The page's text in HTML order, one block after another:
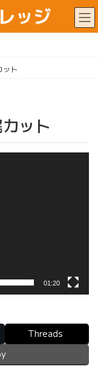
ット
カット
01:20
Threads